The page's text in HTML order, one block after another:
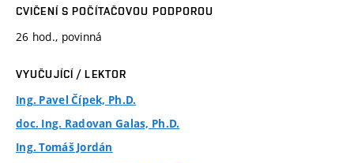
CVIČENÍ S POČÍTAČOVOU PODPOROU
26 hod., povinná
VYUČUJÍCÍ / LEKTOR
Ing. Pavel Čípek, Ph.D.
doc. Ing. Radovan Galas, Ph.D.
Ing. Tomáš Jordán